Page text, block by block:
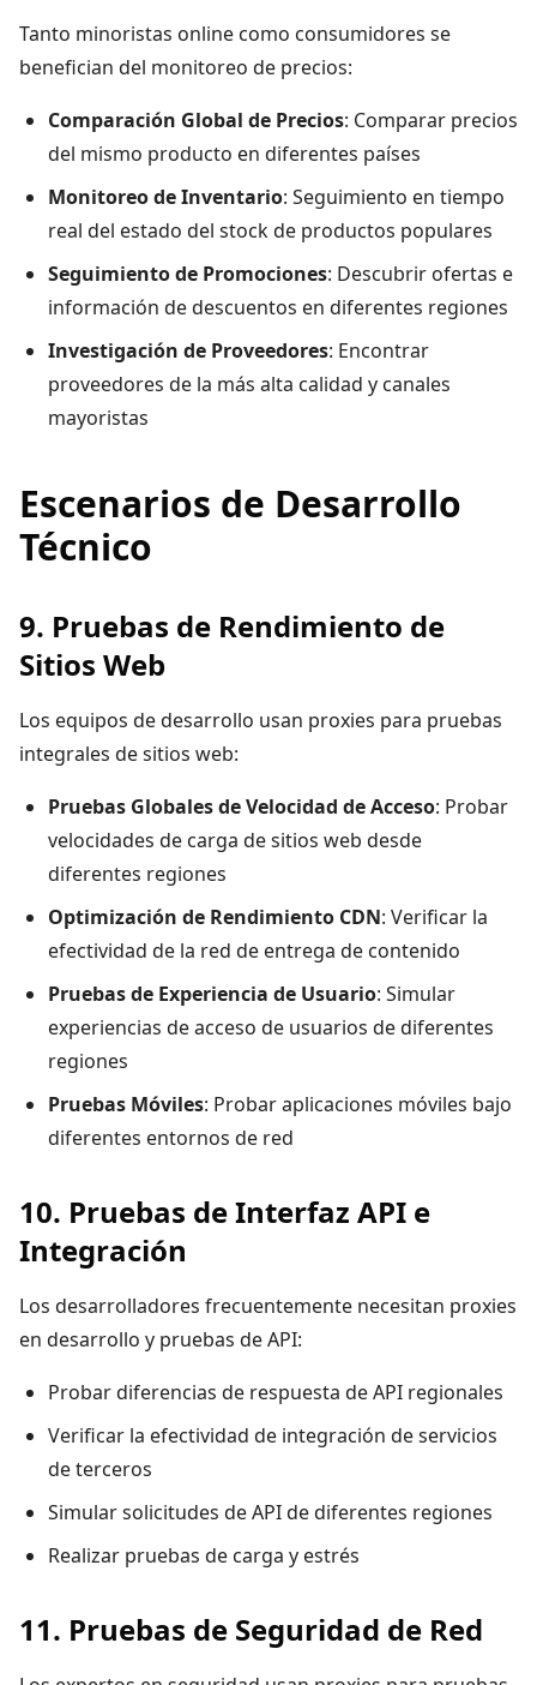
Tanto minoristas online como consumidores se
benefician del monitoreo de precios:
Comparación Global de Precios: Comparar precios
del mismo producto en diferentes países
Monitoreo de Inventario: Seguimiento en tiempo
real del estado del stock de productos populares
Seguimiento de Promociones: Descubrir ofertas e
información de descuentos en diferentes regiones
Investigación de Proveedores: Encontrar
proveedores de la más alta calidad y canales
mayoristas
Escenarios de Desarrollo
Técnico
9. Pruebas de Rendimiento de
Sitios Web
Los equipos de desarrollo usan proxies para pruebas
integrales de sitios web:
Pruebas Globales de Velocidad de Acceso: Probar
velocidades de carga de sitios web desde
diferentes regiones
Optimización de Rendimiento CDN: Verificar la
efectividad de la red de entrega de contenido
Pruebas de Experiencia de Usuario: Simular
experiencias de acceso de usuarios de diferentes
regiones
Pruebas Móviles: Probar aplicaciones móviles bajo
diferentes entornos de red
10. Pruebas de Interfaz API e
Integración
Los desarrolladores frecuentemente necesitan proxies
en desarrollo y pruebas de API:
Probar diferencias de respuesta de API regionales
Verificar la efectividad de integración de servicios
de terceros
Simular solicitudes de API de diferentes regiones
Realizar pruebas de carga y estrés
11. Pruebas de Seguridad de Red